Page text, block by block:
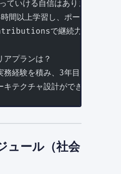
いける自信はありますか？
間以上学習し、ポートフォリ
で継続力を示せます
プランは？
務経験を積み、3年目にはチー
テクチャ設計ができるエンジ
ュール（社会